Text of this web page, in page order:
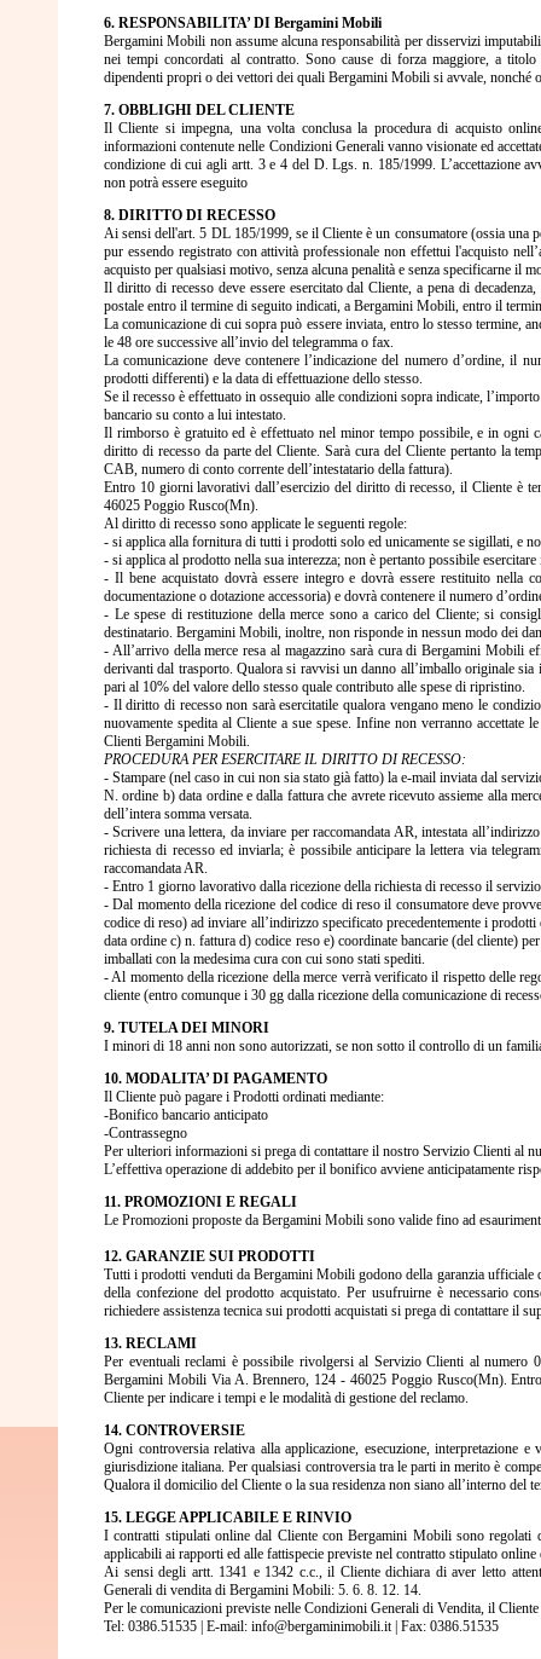
6. RESPONSABILITA’ DI Bergamini Mobili
Bergamini Mobili non assume alcuna responsabilità per disservizi
nei tempi concordati al contratto. Sono cause di forza maggiore, a
dipendenti propri o dei vettori dei quali Bergamini Mobili si avvale, nonché
7. OBBLIGHI DEL CLIENTE
Il Cliente si impegna, una volta conclusa la procedura di acquisto
informazioni contenute nelle Condizioni Generali vanno visionate ed
condizione di cui agli artt. 3 e 4 del D. Lgs. n. 185/1999. L’accettazione
non potrà essere eseguito
8. DIRITTO DI RECESSO
Ai sensi dell'art. 5 DL 185/1999, se il Cliente è un consumatore (ossia una
pur essendo registrato con attività professionale non effettui l'acquisto
acquisto per qualsiasi motivo, senza alcuna penalità e senza specificarne il
Il diritto di recesso deve essere esercitato dal Cliente, a pena di
postale entro il termine di seguito indicati, a Bergamini Mobili, entro il
La comunicazione di cui sopra può essere inviata, entro lo stesso termine,
le 48 ore successive all’invio del telegramma o fax.
La comunicazione deve contenere l’indicazione del numero d’ordine, il
prodotti differenti) e la data di effettuazione dello stesso.
Se il recesso è effettuato in ossequio alle condizioni sopra indicate,
bancario su conto a lui intestato.
Il rimborso è gratuito ed è effettuato nel minor tempo possibile, e in ogni
diritto di recesso da parte del Cliente. Sarà cura del Cliente pertanto la
CAB, numero di conto corrente dell’intestatario della fattura).
Entro 10 giorni lavorativi dall’esercizio del diritto di recesso, il Cliente è
46025 Poggio Rusco(Mn).
Al diritto di recesso sono applicate le seguenti regole:
- si applica alla fornitura di tutti i prodotti solo ed unicamente se sigillati, e
- si applica al prodotto nella sua interezza; non è pertanto possibile
- Il bene acquistato dovrà essere integro e dovrà essere restituito nella
documentazione o dotazione accessoria) e dovrà contenere il numero
- Le spese di restituzione della merce sono a carico del Cliente; si
destinatario. Bergamini Mobili, inoltre, non risponde in nessun modo dei
- All’arrivo della merce resa al magazzino sarà cura di Bergamini Mobili
derivanti dal trasporto. Qualora si ravvisi un danno all’imballo originale
pari al 10% del valore dello stesso quale contributo alle spese di ripristino.
- Il diritto di recesso non sarà esercitatile qualora vengano meno le
nuovamente spedita al Cliente a sue spese. Infine non verranno
Clienti Bergamini Mobili.
PROCEDURA PER ESERCITARE IL DIRITTO DI RECESSO:
- Stampare (nel caso in cui non sia stato già fatto) la e-mail inviata dal
N. ordine b) data ordine e dalla fattura che avrete ricevuto assieme alla
dell’intera somma versata.
- Scrivere una lettera, da inviare per raccomandata AR, intestata
richiesta di recesso ed inviarla; è possibile anticipare la lettera via
raccomandata AR.
- Entro 1 giorno lavorativo dalla ricezione della richiesta di recesso il
- Dal momento della ricezione del codice di reso il consumatore deve
codice di reso) ad inviare all’indirizzo specificato precedentemente i
data ordine c) n. fattura d) codice reso e) coordinate bancarie (del cliente)
imballati con la medesima cura con cui sono stati spediti.
- Al momento della ricezione della merce verrà verificato il rispetto delle
cliente (entro comunque i 30 gg dalla ricezione della comunicazione di
9. TUTELA DEI MINORI
I minori di 18 anni non sono autorizzati, se non sotto il controllo di un
10. MODALITA’ DI PAGAMENTO
Il Cliente può pagare i Prodotti ordinati mediante:
-Bonifico bancario anticipato
-Contrassegno
Per ulteriori informazioni si prega di contattare il nostro Servizio Clienti al
L’effettiva operazione di addebito per il bonifico avviene anticipatamente
11. PROMOZIONI E REGALI
Le Promozioni proposte da Bergamini Mobili sono valide fino ad
12. GARANZIE SUI PRODOTTI
Tutti i prodotti venduti da Bergamini Mobili godono della garanzia ufficiale
della confezione del prodotto acquistato. Per usufruirne è necessario
richiedere assistenza tecnica sui prodotti acquistati si prega di contattare il
13. RECLAMI
Per eventuali reclami è possibile rivolgersi al Servizio Clienti al
Bergamini Mobili Via A. Brennero, 124 - 46025 Poggio Rusco(Mn).
Cliente per indicare i tempi e le modalità di gestione del reclamo.
14. CONTROVERSIE
Ogni controversia relativa alla applicazione, esecuzione, interpretazione
giurisdizione italiana. Per qualsiasi controversia tra le parti in merito è
Qualora il domicilio del Cliente o la sua residenza non siano all’interno del
15. LEGGE APPLICABILE E RINVIO
I contratti stipulati online dal Cliente con Bergamini Mobili sono regolati
applicabili ai rapporti ed alle fattispecie previste nel contratto stipulato
Ai sensi degli artt. 1341 e 1342 c.c., il Cliente dichiara di aver letto
Generali di vendita di Bergamini Mobili: 5. 6. 8. 12. 14.
Per le comunicazioni previste nelle Condizioni Generali di Vendita, il
Tel: 0386.51535 | E-mail: info@bergaminimobili.it | Fax: 0386.51535